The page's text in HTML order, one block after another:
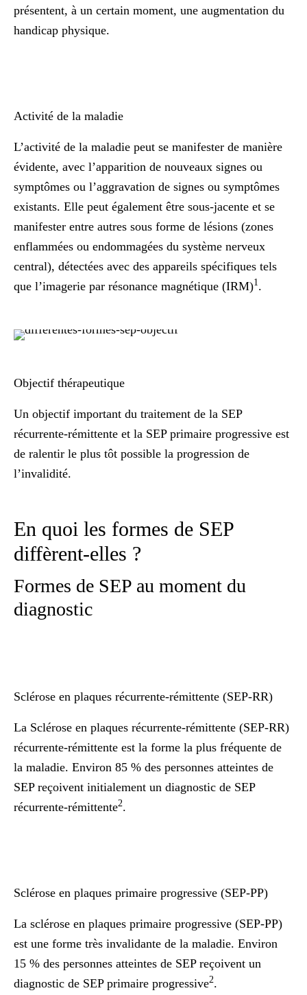
présentent, à un certain moment, une augmentation du
handicap physique.
Activité de la maladie
L’activité de la maladie peut se manifester de manière
évidente, avec l’apparition de nouveaux signes ou
symptômes ou l’aggravation de signes ou symptômes
existants. Elle peut également être sous-jacente et se
manifester entre autres sous forme de lésions (zones
enflammées ou endommagées du système nerveux
central), détectées avec des appareils spécifiques tels
que l’imagerie par résonance magnétique (IRM)1.
Objectif thérapeutique
Un objectif important du traitement de la SEP
récurrente-rémittente et la SEP primaire progressive est
de ralentir le plus tôt possible la progression de
l’invalidité.
En quoi les formes de SEP
diffèrent-elles ?
Formes de SEP au moment du
diagnostic
Sclérose en plaques récurrente-rémittente (SEP-RR)
La Sclérose en plaques récurrente-rémittente (SEP-RR)
récurrente-rémittente est la forme la plus fréquente de
la maladie. Environ 85 % des personnes atteintes de
SEP reçoivent initialement un diagnostic de SEP
récurrente-rémittente2.
Sclérose en plaques primaire progressive (SEP-PP)
La sclérose en plaques primaire progressive (SEP-PP)
est une forme très invalidante de la maladie. Environ
15 % des personnes atteintes de SEP reçoivent un
diagnostic de SEP primaire progressive2.